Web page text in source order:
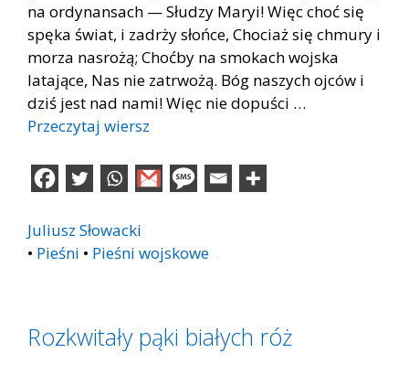
na ordynansach — Słudzy Maryi! Więc choć się
spęka świat, i zadrży słońce, Chociaż się chmury i
morza nasrożą; Choćby na smokach wojska
latające, Nas nie zatrwożą. Bóg naszych ojców i
dziś jest nad nami! Więc nie dopuści …
Przeczytaj wiersz
Juliusz Słowacki
• Pieśni • Pieśni wojskowe
Rozkwitały pąki białych róż